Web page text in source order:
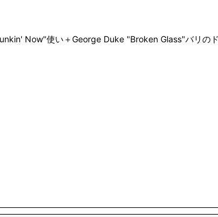
Now"使い＋George Duke "Broken Glass"バリの